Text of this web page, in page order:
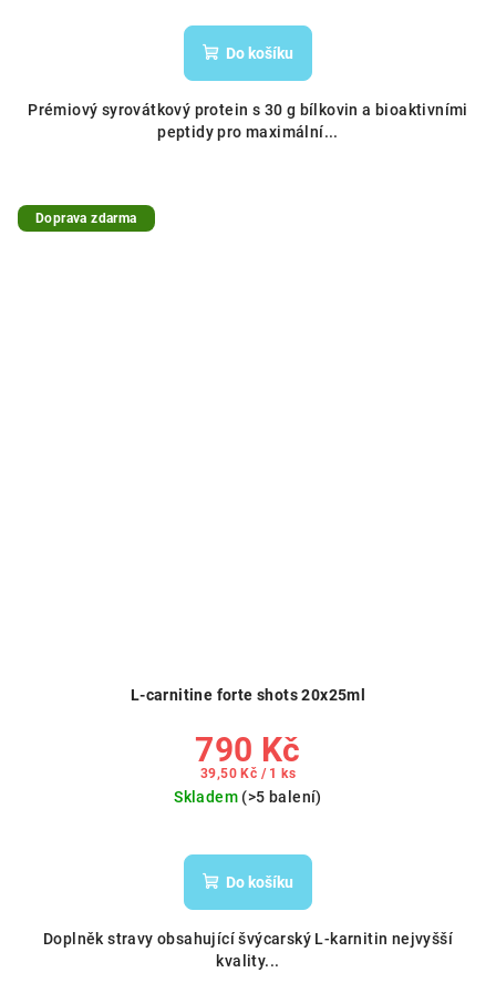
Do košíku
Prémiový syrovátkový protein s 30 g bílkovin a bioaktivními
peptidy pro maximální...
Doprava zdarma
L-carnitine forte shots 20x25ml
790 Kč
Měrná
39,50 Kč / 1 ks
Skladem (>5 balení)
Do košíku
Doplněk stravy obsahující švýcarský L-karnitin nejvyšší
kvality...